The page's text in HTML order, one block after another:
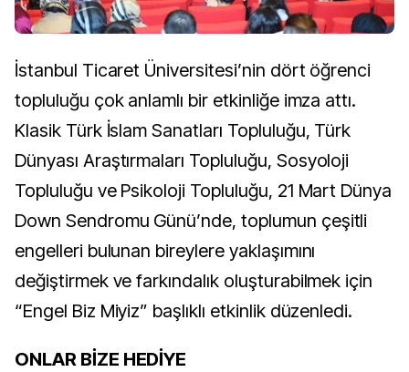
İstanbul Ticaret Üniversitesi’nin dört öğrenci
topluluğu çok anlamlı bir etkinliğe imza attı.
Klasik Türk İslam Sanatları Topluluğu, Türk
Dünyası Araştırmaları Topluluğu, Sosyoloji
Topluluğu ve Psikoloji Topluluğu, 21 Mart Dünya
Down Sendromu Günü’nde, toplumun çeşitli
engelleri bulunan bireylere yaklaşımını
değiştirmek ve farkındalık oluşturabilmek için
“Engel Biz Miyiz” başlıklı etkinlik düzenledi.
ONLAR BİZE HEDİYE